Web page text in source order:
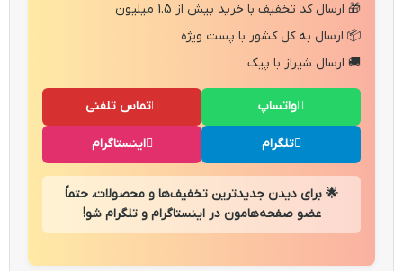
🎁 ارسال کد تخفیف با خرید بیش از 1.5 میلیون
📦 ارسال به کل کشور با پست ویژه
🚚 ارسال شیراز با پیک
تماس تلفنی واتساپ
اینستاگرام تلگرام
🌟 برای دیدن جدیدترین تخفیف‌ها و محصولات، حتماً
عضو صفحه‌هامون در اینستاگرام و تلگرام شو!